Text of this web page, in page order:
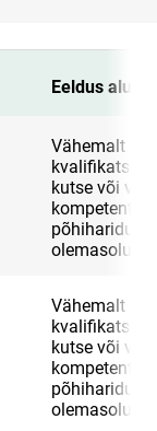
Eeldus
Vähemalt 3.
kutse või
põhihariduse
olemasolu
Vähemalt 3.
kutse või
põhihariduse
olemasolu